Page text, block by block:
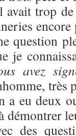
trop
question
je
avez
très
a eu deux
démontrer
des